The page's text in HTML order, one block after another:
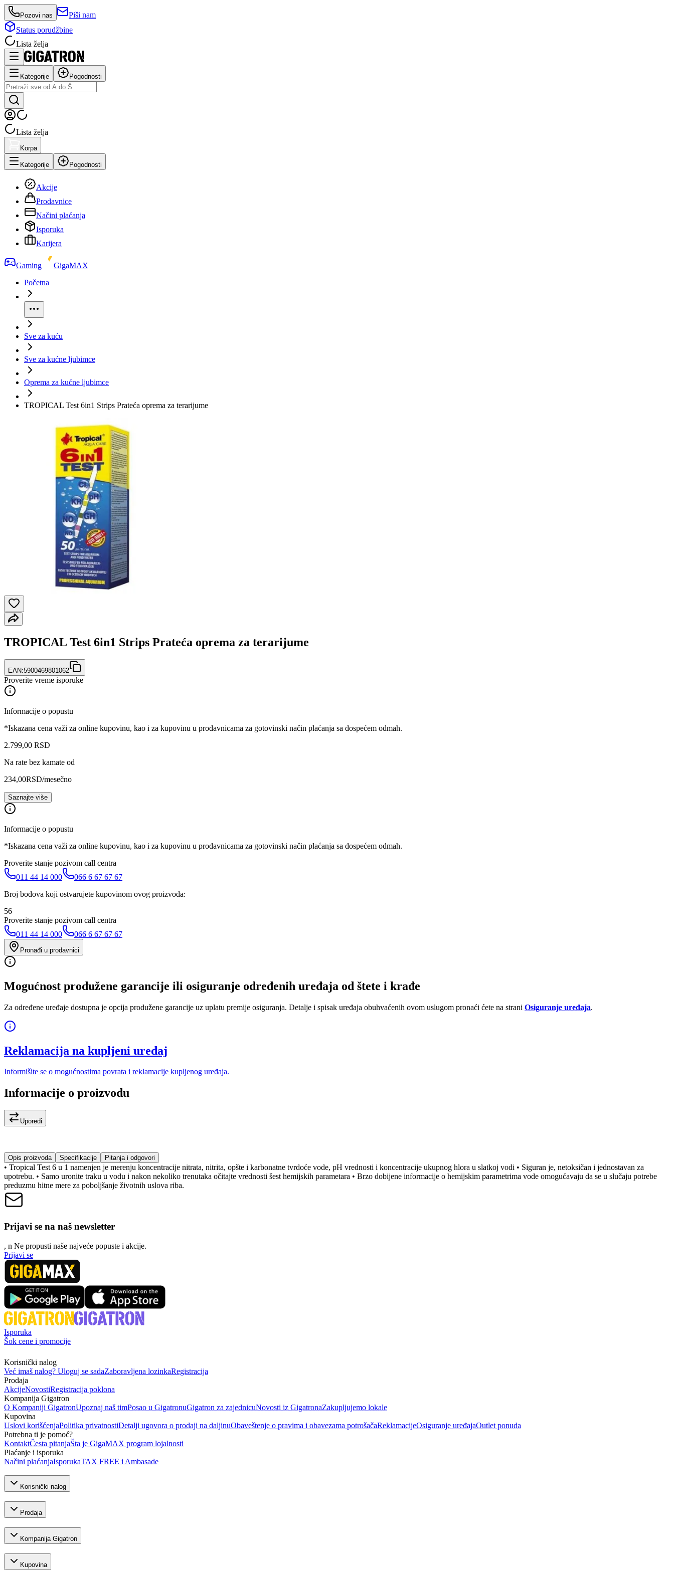
Pozovi nas
Piši nam
Status porudžbine
Lista želja
Kategorije Pogodnosti
Lista želja
Korpa
Kategorije Pogodnosti
Akcije
Prodavnice
Načini plaćanja
Isporuka
Karijera
Gaming
GigaMAX
Početna
Sve za kuću
Sve za kućne ljubimce
Oprema za kućne ljubimce
TROPICAL Test 6in1 Strips Prateća oprema za terarijume
TROPICAL Test 6in1 Strips Prateća oprema za terarijume
EAN:5900469801062
Proverite vreme isporuke
Informacije o popustu
*Iskazana cena važi za online kupovinu, kao i za kupovinu u prodavnicama za gotovinski način plaćanja sa dospećem odmah.
2.799,00 RSD
Na rate bez kamate od
234,00RSD/mesečno
Saznajte više
Informacije o popustu
*Iskazana cena važi za online kupovinu, kao i za kupovinu u prodavnicama za gotovinski način plaćanja sa dospećem odmah.
Proverite stanje pozivom call centra
011 44 14 000
066 6 67 67 67
Broj bodova koji ostvarujete kupovinom ovog proizvoda:
56
Proverite stanje pozivom call centra
011 44 14 000
066 6 67 67 67
Pronađi u prodavnici
Mogućnost produžene garancije ili osiguranje određenih uređaja od štete i krađe
Za određene uređaje dostupna je opcija produžene garancije uz uplatu premije osiguranja. Detalje i spisak uređaja obuhvaćenih ovom uslugom pronaći ćete na strani Osiguranje uređaja.
Reklamacija na kupljeni uređaj
Informišite se o mogućnostima povrata i reklamacije kupljenog uređaja.
Informacije o proizvodu
Uporedi
Opis proizvoda Specifikacije Pitanja i odgovori
• Tropical Test 6 u 1 namenjen je merenju koncentracije nitrata, nitrita, opšte i karbonatne tvrdoće vode, pH vrednosti i koncentracije ukupnog hlora u slatkoj vodi • Siguran je, netoksičan i jednostavan za
upotrebu. • Samo uronite traku u vodu i nakon nekoliko trenutaka očitajte vrednosti šest hemijskih parametara • Brzo dobijene informacije o hemijskim parametrima vode omogućavaju da se u slučaju potrebe
preduzmu hitne mere za poboljšanje životnih uslova riba.
Prijavi se na naš newsletter
, n Ne propusti naše najveće popuste i akcije.
Prijavi se
Isporuka
Šok cene i promocije
Korisnički nalog
Već imaš nalog? Uloguj se sadaZaboravljena lozinkaRegistracija
Prodaja
AkcijeNovostiRegistracija poklona
Kompanija Gigatron
O Kompaniji GigatronUpoznaj naš timPosao u GigatronuGigatron za zajednicuNovosti iz GigatronaZakupljujemo lokale
Kupovina
Uslovi korišćenjaPolitika privatnostiDetalji ugovora o prodaji na daljinuObaveštenje o pravima i obavezama potrošačaReklamacijeOsiguranje uređajaOutlet ponuda
Potrebna ti je pomoć?
KontaktČesta pitanjaŠta je GigaMAX program lojalnosti
Plaćanje i isporuka
Načini plaćanjaIsporukaTAX FREE i Ambasade
Korisnički nalog
Prodaja
Kompanija Gigatron
Kupovina